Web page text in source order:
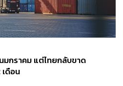
มกราคม แต่ไทยกลับขาด
ดือน